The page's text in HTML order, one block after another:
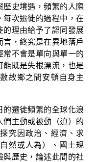
歷史境遇，頻繁的人際
次遷徙的過程中，在
的理由給予了認同發展
，終究是在異地落戶
常不會是單向與單一的
既是失根漂流，也是
故鄉之間安頓自身主
的遷徙頻繁的全球化浪
主動或被動（迫）的
究因政治、經濟、求
然或人為）、國土規
歷史，論述此間的社